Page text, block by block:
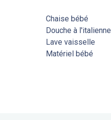
Chaise bébé
Douche à l'italienne
Lave vaisselle
Matériel bébé